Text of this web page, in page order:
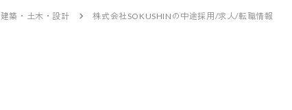
建築・土木・設計 株式会社SOKUSHINの中途採用/求人/転職情報